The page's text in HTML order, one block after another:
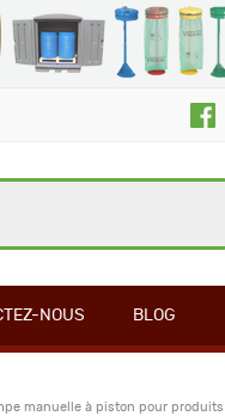
NOUS BLOG
manuelle à piston pour produits